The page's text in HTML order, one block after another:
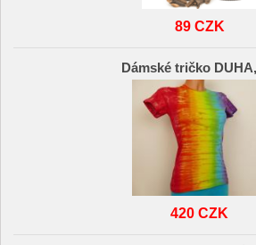
89 CZK
Dámské tričko
420 CZK